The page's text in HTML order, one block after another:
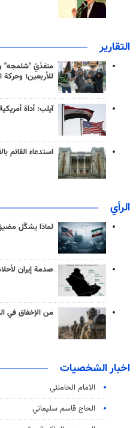
التقارير
منفذَيّ "شلمجه"
للأربعين؛ وحركة
آيلب: أداة
استدعاء القائم
الرأي
لماذا يشكّل مضيق
صدمة إيران
من الإخفاق في
اخبار الشخصيات
الامام الخامنئي
الحاج قاسم سليماني